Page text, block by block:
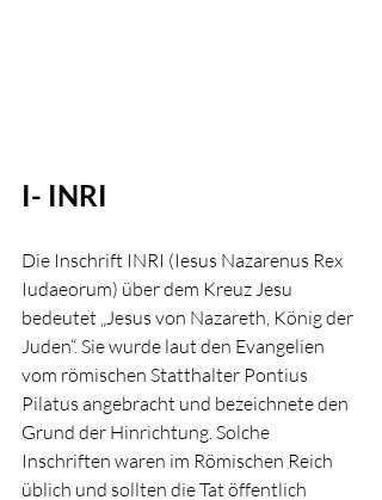
I- INRI
Die Inschrift INRI (Iesus Nazarenus Rex
Iudaeorum) über dem Kreuz Jesu
bedeutet „Jesus von Nazareth, König der
Juden“. Sie wurde laut den Evangelien
vom römischen Statthalter Pontius
Pilatus angebracht und bezeichnete den
Grund der Hinrichtung. Solche
Inschriften waren im Römischen Reich
üblich und sollten die Tat öffentlich